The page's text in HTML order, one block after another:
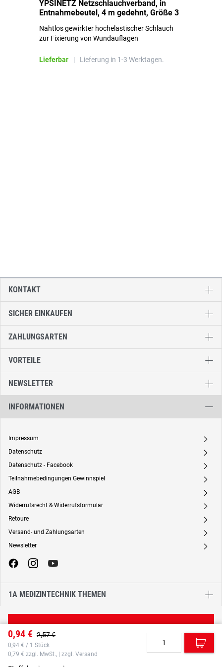
0,94 € 2,57 €
0,94 € / 1 Stück
0,79 € zzgl. MwSt., | zzgl. Versand
C
YPSINETZ Netzschlauchverband, in
Entnahmebeutel, 4 m gedehnt, Größe 3
Nahtlos gewirkter hochelastischer Schlauch
zur Fixierung von Wundauflagen
Lieferbar | Lieferung in 1-3 Werktagen.
SICHER EINKAUFEN
ZAHLUNGSARTEN
VORTEILE
NEWSLETTER
INFORMATIONEN
Impressum A
Datenschutz A
Datenschutz - Facebook A
Teilnahmebedingungen Gewinnspiel A
AGB A
Widerrufsrecht & Widerrufsformular A
Retoure A
Versand- und Zahlungsarten A
Newsletter A
1A MEDIZINTECHNIK THEMEN
KONTAKT